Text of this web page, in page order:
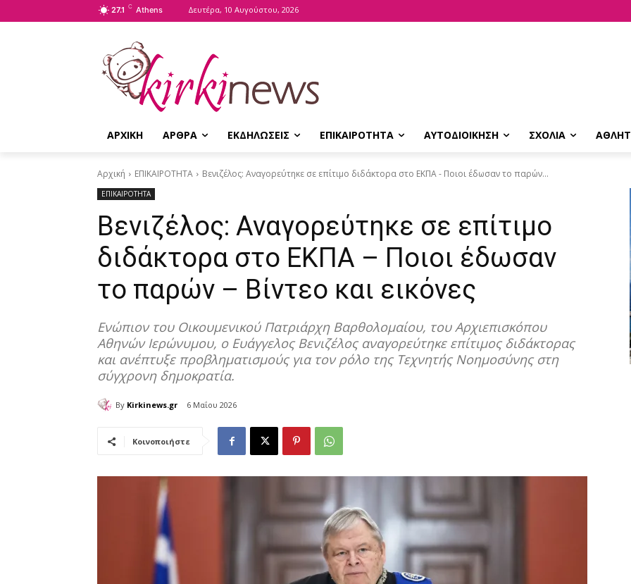
27.1 C Athens Δευτέρα, 10 Αυγούστου, 2026
ΑΡΧΙΚΗ ΑΡΘΡΑ ΕΚΔΗΛΩΣΕΙΣ ΕΠΙΚΑΙΡΟΤΗΤΑ ΑΥΤΟΔΙΟΙΚΗΣΗ ΣΧΟΛΙΑ
Αρχική ΕΠΙΚΑΙΡΟΤΗΤΑ Βενιζέλος: Αναγορεύτηκε σε επίτιμο διδάκτορα στο ΕΚΠΑ - Ποιοι έδωσαν το παρών...
ΕΠΙΚΑΙΡΟΤΗΤΑ
Βενιζέλος: Αναγορεύτηκε σε επίτιμο
διδάκτορα στο ΕΚΠΑ – Ποιοι έδωσαν
το παρών – Βίντεο και εικόνες
Ενώπιον του Οικουμενικού Πατριάρχη Βαρθολομαίου, του Αρχιεπισκόπου
Αθηνών Ιερώνυμου, ο Ευάγγελος Βενιζέλος αναγορεύτηκε επίτιμος διδάκτορας
και ανέπτυξε προβληματισμούς για τον ρόλο της Τεχνητής Νοημοσύνης στη
σύγχρονη δημοκρατία.
By Kirkinews.gr 6 Μαΐου 2026
Κοινοποιήστε